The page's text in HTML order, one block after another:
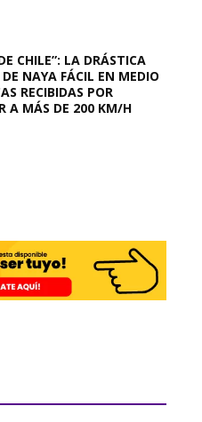
CHILE”: LA DRÁSTICA
DE NAYA FÁCIL EN MEDIO
RECIBIDAS POR
A MÁS DE 200 KM/H